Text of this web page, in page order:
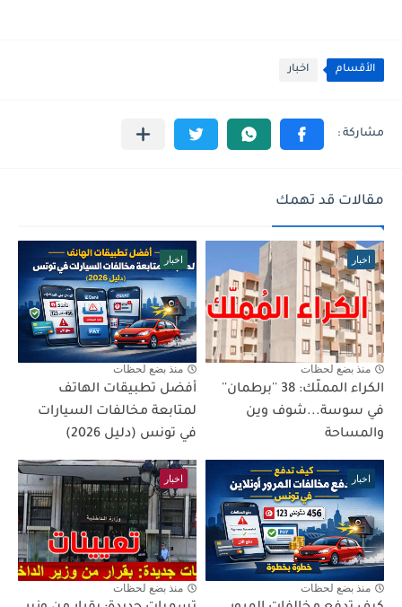
الأقسام اخبار
مقالات قد تهمك
اخبار
منذ بضع لحظات
الكراء المملّك: 38 ''برطمان''
في سوسة...شوف وين
والمساحة
اخبار
منذ بضع لحظات
أفضل تطبيقات الهاتف
لمتابعة مخالفات السيارات
في تونس (دليل 2026)
اخبار
منذ بضع لحظات
اخبار
منذ بضع لحظات